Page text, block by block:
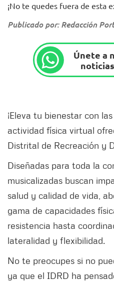
¡No te quedes fuera de esta
Publicado por: Redacción
Únete a
¡Eleva tu bienestar con
actividad física virtual
Distrital de Recreación y
Diseñadas para toda la
musicalizadas buscan
salud y calidad de vida,
gama de capacidades
resistencia hasta
lateralidad y flexibilidad.
No te preocupes si no
ya que el IDRD ha